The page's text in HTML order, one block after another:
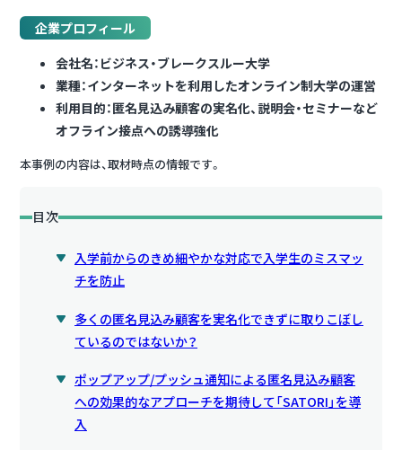
企業プロフィール
会社名：ビジネス・ブレークスルー大学
業種：インターネットを利用したオンライン制大学の運営
利用目的：匿名見込み顧客の実名化、説明会・セミナーなど
オフライン接点への誘導強化
本事例の内容は、取材時点の情報です。
目次
入学前からのきめ細やかな対応で入学生のミスマッ
チを防止
多くの匿名見込み顧客を実名化できずに取りこぼし
ているのではないか？
ポップアップ/プッシュ通知による匿名見込み顧客
への効果的なアプローチを期待して「SATORI」を導
入